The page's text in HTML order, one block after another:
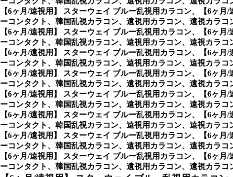
【6ヶ月/遠視用】 スターウェイ ブルー乱視用カラコン、
【6ヶ
ーコンタクト、韓国乱視カラコン、遠視用カラコン、遠視カラ
【6ヶ月/遠視用】 スターウェイ ブルー乱視用カラコン、
【6ヶ
ーコンタクト、韓国乱視カラコン、遠視用カラコン、遠視カラ
【6ヶ月/遠視用】 スターウェイ ブルー乱視用カラコン、
【6ヶ
ーコンタクト、韓国乱視カラコン、遠視用カラコン、遠視カラ
【6ヶ月/遠視用】 スターウェイ ブルー乱視用カラコン、
【6ヶ
ーコンタクト、韓国乱視カラコン、遠視用カラコン、遠視カラ
【6ヶ月/遠視用】 スターウェイ ブルー乱視用カラコン、
【6ヶ
ーコンタクト、韓国乱視カラコン、遠視用カラコン、遠視カラ
【6ヶ月/遠視用】 スターウェイ ブルー乱視用カラコン、
【6ヶ
ーコンタクト、韓国乱視カラコン、遠視用カラコン、遠視カラ
【6ヶ月/遠視用】 スターウェイ ブルー乱視用カラコン、
【6ヶ
ーコンタクト、韓国乱視カラコン、遠視用カラコン、遠視カラ
【6ヶ月/遠視用】 スターウェイ ブルー乱視用カラコン、
【6ヶ
ーコンタクト、韓国乱視カラコン、遠視用カラコン、遠視カラ